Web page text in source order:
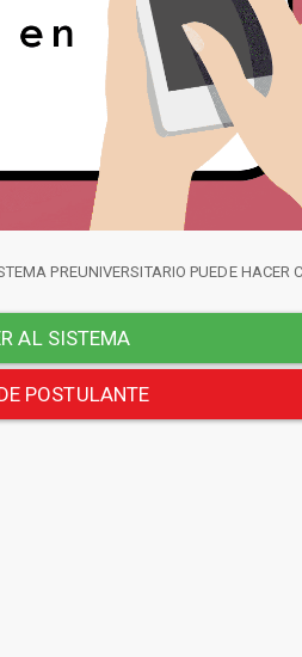
PREUNIVERSITARIO PUEDE HACER
AL SISTEMA
POSTULANTE